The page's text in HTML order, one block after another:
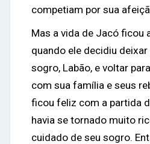
competiam por sua
Mas a vida de Jacó ficou
quando ele decidiu deixar
sogro, Labão, e voltar
com sua família e seus
ficou feliz com a partida
havia se tornado muito
cuidado de seu sogro.